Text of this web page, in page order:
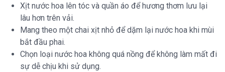
Xịt nước hoa lên tóc và quần áo để hương thơm lưu lại
lâu hơn trên vải.
Mang theo một chai xịt nhỏ để dặm lại nước hoa khi mùi
bắt đầu phai.
Chọn loại nước hoa không quá nồng để không làm mất đi
sự dễ chịu khi sử dụng.